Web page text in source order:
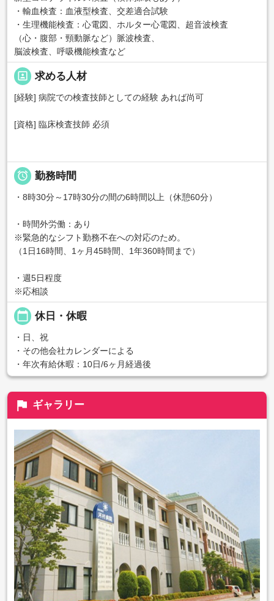
・輸血検査：血液型検査、交差適合試験
・生理機能検査：心電図、ホルター心電図、超音波検査
（心・腹部・頸動脈など）脈波検査、
脳波検査、呼吸機能検査など
portrait 求める人材
[経験] 病院での検査技師としての経験 あれば尚可
[資格] 臨床検査技師 必須
 勤務時間
・8時30分～17時30分の間の6時間以上（休憩60分）
・時間外労働：あり
※緊急的なシフト勤務不在への対応のため。
（1日16時間、1ヶ月45時間、1年360時間まで）
・週5日程度
※応相談
calendar_today 休日・休暇
・日、祝
・その他会社カレンダーによる
・年次有給休暇：10日/6ヶ月経過後
flag ギャラリー